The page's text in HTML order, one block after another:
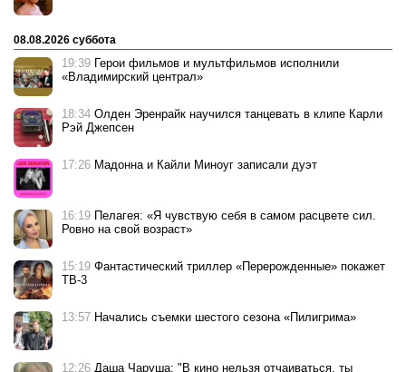
08.08.2026 суббота
19:39 Герои фильмов и мультфильмов исполнили
«Владимирский централ»
18:34 Олден Эренрайк научился танцевать в клипе Карли
Рэй Джепсен
17:26 Мадонна и Кайли Миноуг записали дуэт
16:19 Пелагея: «Я чувствую себя в самом расцвете сил.
Ровно на свой возраст»
15:19 Фантастический триллер «Перерожденные» покажет
ТВ-3
13:57 Начались съемки шестого сезона «Пилигрима»
12:26 Даша Чаруша: "В кино нельзя отчаиваться, ты